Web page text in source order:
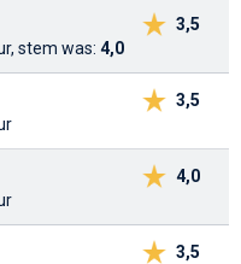
3,5
stem was: 4,0
3,5
4,0
3,5